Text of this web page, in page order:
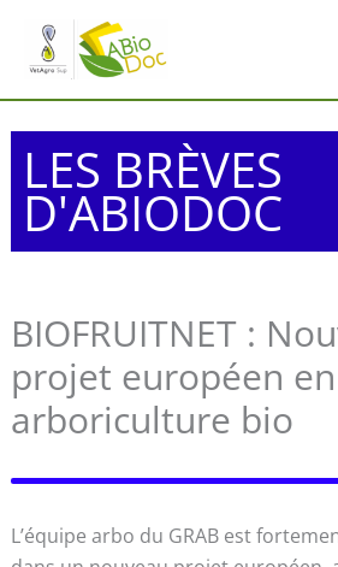
contenu
LES BRÈVES
D'ABIODOC
BIOFRUITNET :
projet européen en
arboriculture bio
L’équipe arbo du GRAB est